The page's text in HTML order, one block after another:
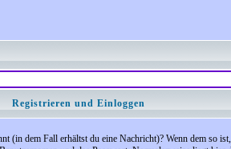
Registrieren und Einloggen
dem Fall erhältst du eine Nachricht)? Wenn dem so